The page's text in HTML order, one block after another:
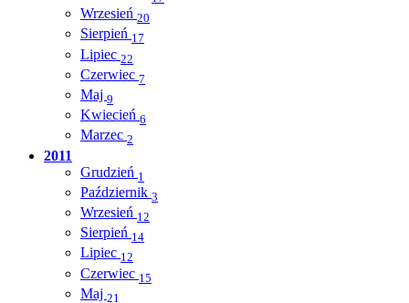
Wrzesień 20
Sierpień 17
Lipiec 22
Czerwiec 7
Maj 9
Kwiecień 6
Marzec 2
2011
Grudzień 1
Październik 3
Wrzesień 12
Sierpień 14
Lipiec 12
Czerwiec 15
Maj 21